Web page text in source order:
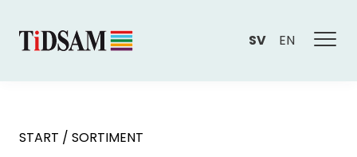
SV EN
START / SORTIMENT